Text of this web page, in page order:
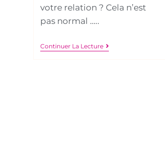
votre relation ? Cela n’est
pas normal …..
Continuer La Lecture